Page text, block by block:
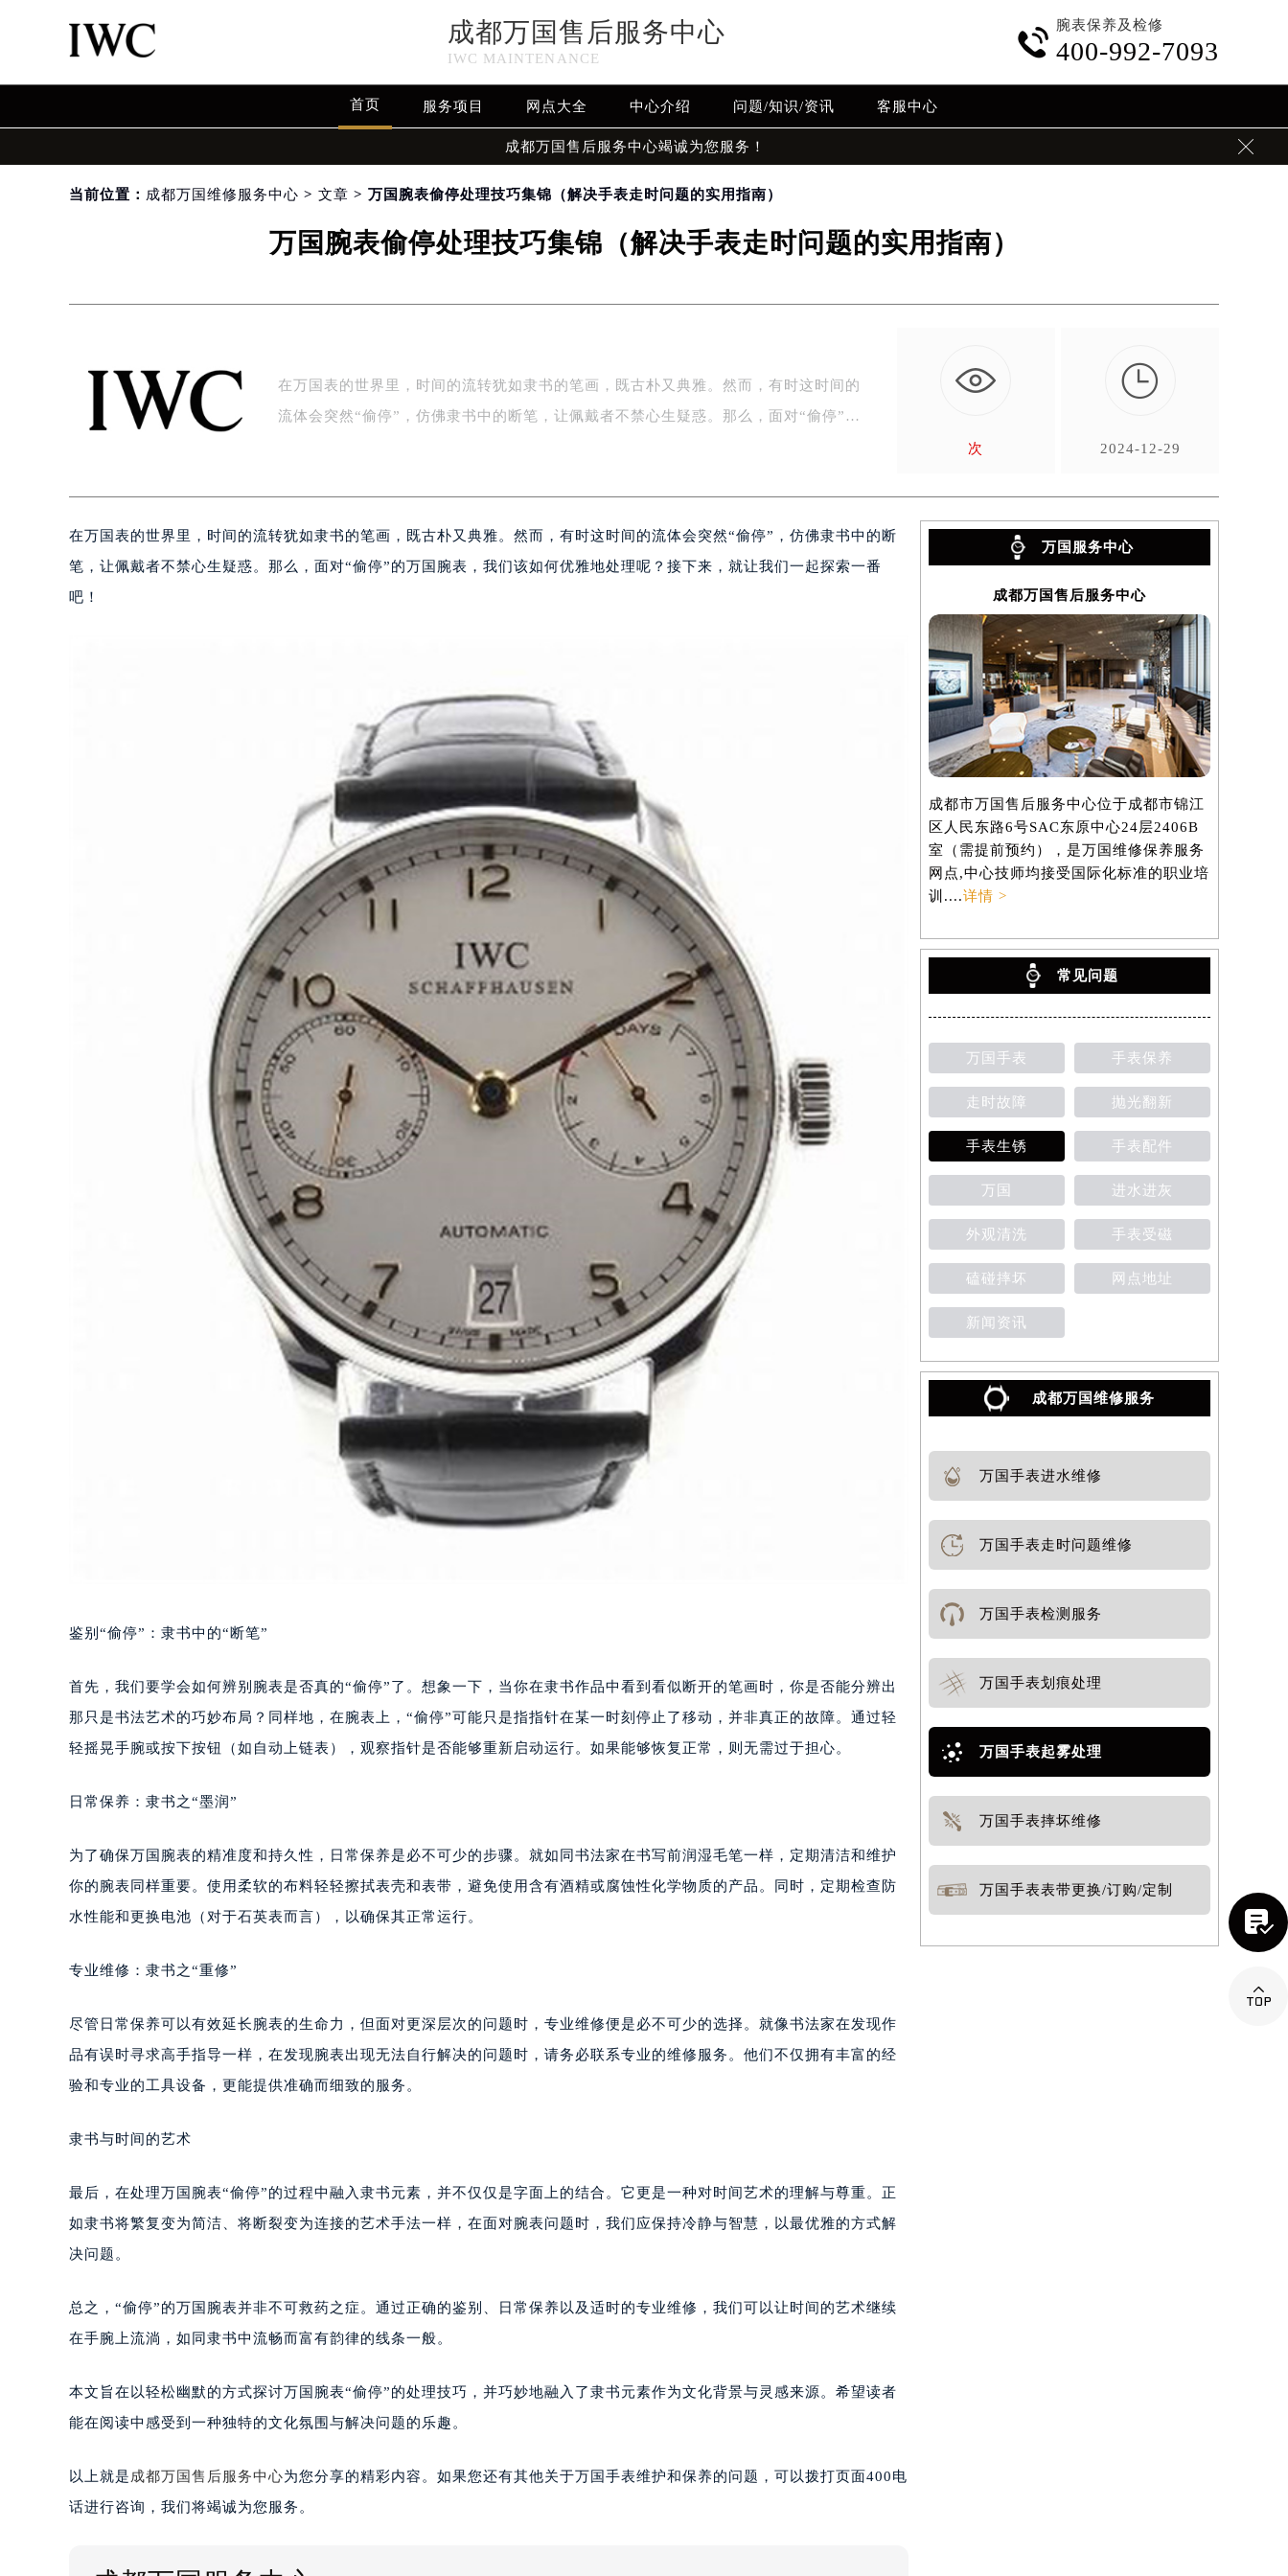
成都万国售后服务中心
IWC MAINTENANCE

腕表保养及检修
400-992-7093
首页 服务项目 网点大全 中心介绍 问题/知识/资讯 客服中心
成都万国售后服务中心竭诚为您服务！ 
当前位置： 成都万国维修服务中心 > 文章 > 万国腕表偷停处理技巧集锦（解决手表走时问题的实用指南）
万国腕表偷停处理技巧集锦（解决手表走时问题的实用指南）
在万国表的世界里，时间的流转犹如隶书的笔画，既古朴又典雅。然而，有时这时间的
流体会突然“偷停”，仿佛隶书中的断笔，让佩戴者不禁心生疑惑。那么，面对“偷停”…
次

2024-12-29
在万国表的世界里，时间的流转犹如隶书的笔画，既古朴又典雅。然而，有时这时间的流体会突然“偷停”，仿佛隶书中的断
笔，让佩戴者不禁心生疑惑。那么，面对“偷停”的万国腕表，我们该如何优雅地处理呢？接下来，就让我们一起探索一番
吧！
鉴别“偷停”：隶书中的“断笔”
首先，我们要学会如何辨别腕表是否真的“偷停”了。想象一下，当你在隶书作品中看到看似断开的笔画时，你是否能分辨出
那只是书法艺术的巧妙布局？同样地，在腕表上，“偷停”可能只是指指针在某一时刻停止了移动，并非真正的故障。通过轻
轻摇晃手腕或按下按钮（如自动上链表），观察指针是否能够重新启动运行。如果能够恢复正常，则无需过于担心。
日常保养：隶书之“墨润”
为了确保万国腕表的精准度和持久性，日常保养是必不可少的步骤。就如同书法家在书写前润湿毛笔一样，定期清洁和维护
你的腕表同样重要。使用柔软的布料轻轻擦拭表壳和表带，避免使用含有酒精或腐蚀性化学物质的产品。同时，定期检查防
水性能和更换电池（对于石英表而言），以确保其正常运行。
专业维修：隶书之“重修”
尽管日常保养可以有效延长腕表的生命力，但面对更深层次的问题时，专业维修便是必不可少的选择。就像书法家在发现作
品有误时寻求高手指导一样，在发现腕表出现无法自行解决的问题时，请务必联系专业的维修服务。他们不仅拥有丰富的经
验和专业的工具设备，更能提供准确而细致的服务。
隶书与时间的艺术
最后，在处理万国腕表“偷停”的过程中融入隶书元素，并不仅仅是字面上的结合。它更是一种对时间艺术的理解与尊重。正
如隶书将繁复变为简洁、将断裂变为连接的艺术手法一样，在面对腕表问题时，我们应保持冷静与智慧，以最优雅的方式解
决问题。
总之，“偷停”的万国腕表并非不可救药之症。通过正确的鉴别、日常保养以及适时的专业维修，我们可以让时间的艺术继续
在手腕上流淌，如同隶书中流畅而富有韵律的线条一般。
本文旨在以轻松幽默的方式探讨万国腕表“偷停”的处理技巧，并巧妙地融入了隶书元素作为文化背景与灵感来源。希望读者
能在阅读中感受到一种独特的文化氛围与解决问题的乐趣。
以上就是 成都万国售后服务中心为您分享的精彩内容。如果您还有其他关于万国手表维护和保养的问题，可以拨打页面400电
话进行咨询，我们将竭诚为您服务。
万国服务中心
成都万国售后服务中心
成都市万国售后服务中心位于成都市锦江
区人民东路6号SAC东原中心24层2406B
室（需提前预约），是万国维修保养服务
网点,中心技师均接受国际化标准的职业培
训....详情 >
常见问题
万国手表 手表保养
走时故障 抛光翻新
手表生锈 手表配件
万国 进水进灰
外观清洗 手表受磁
磕碰摔坏 网点地址
新闻资讯
成都万国维修服务
万国手表进水维修
万国手表走时问题维修
万国手表检测服务
万国手表划痕处理
万国手表起雾处理
万国手表摔坏维修
万国手表表带更换/订购/定制

